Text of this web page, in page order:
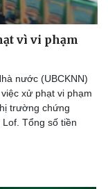
vì vi phạm
nước (UBCKNN)
xử phạt vi phạm
trường chứng
Tổng số tiền